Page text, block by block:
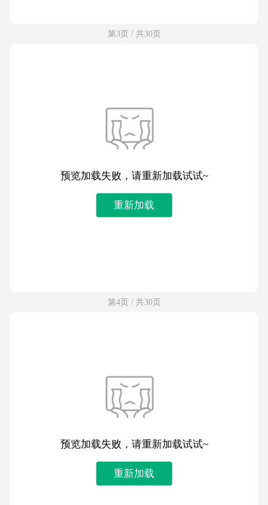
第3页 / 共30页
预览加载失败，请重新加载试试~
重新加载
第4页 / 共30页
预览加载失败，请重新加载试试~
重新加载